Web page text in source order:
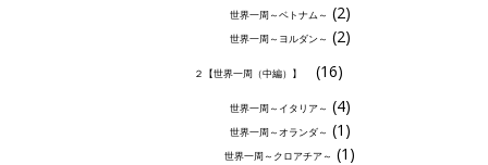
世界一周～ベトナム～ (2)
世界一周～ヨルダン～ (2)
２【世界一周（中編）】 (16)
世界一周～イタリア～ (4)
世界一周～オランダ～ (1)
世界一周～クロアチア～ (1)